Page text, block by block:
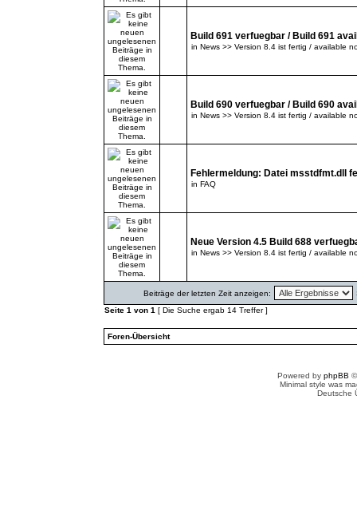
Build 691 verfuegbar / Build 691
in News >> Version 8.4 ist fertig / available
Build 690 verfuegbar / Build 690
in News >> Version 8.4 ist fertig / available
Fehlermeldung: Datei msstdfmt.dll
in FAQ
Neue Version 4.5 Build 688
in News >> Version 8.4 ist fertig / available
Beiträge der letzten Zeit anzeigen:
Seite 1 von 1 [ Die Suche ergab 14 Treffer ]
Foren-Übersicht
Powered by phpBB
Minimal style was
Deutsche